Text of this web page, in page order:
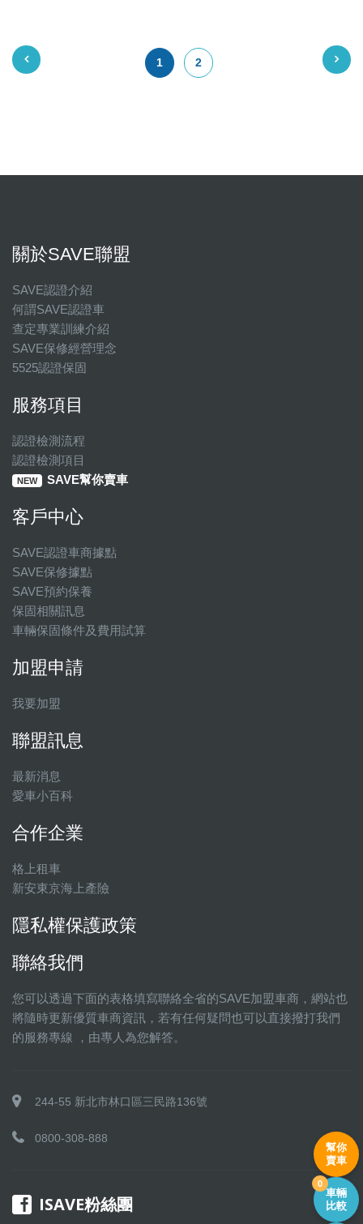
1 2
關於SAVE聯盟
SAVE認證介紹
何謂SAVE認證車
查定專業訓練介紹
SAVE保修經營理念
5525認證保固
服務項目
認證檢測流程
認證檢測項目
NEW SAVE幫你賣車
客戶中心
SAVE認證車商據點
SAVE保修據點
SAVE預約保養
保固相關訊息
車輛保固條件及費用試算
加盟申請
我要加盟
聯盟訊息
最新消息
愛車小百科
合作企業
格上租車
新安東京海上產險
隱私權保護政策
聯絡我們
您可以透過下面的表格填寫聯絡全省的SAVE加盟車商，網站也
將隨時更新優質車商資訊，若有任何疑問也可以直接撥打我們
的服務專線 ，由專人為您解答。
244-55 新北市林口區三民路136號
0800-308-888
ISAVE粉絲團
幫你
賣車
車輛
比較
0